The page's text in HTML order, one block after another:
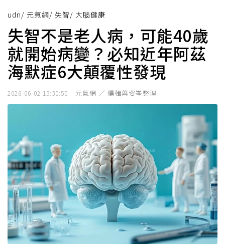
udn/ 元氣網/ 失智/ 大腦健康
失智不是老人病，可能40歲
就開始病變？必知近年阿茲
海默症6大顛覆性發現
2026-06-02 15:30:50 元氣網 ／ 編輯葉姿岑整理